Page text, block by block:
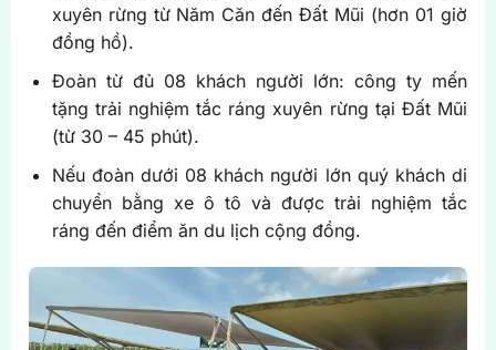
xuyên rừng từ Năm Căn đến Đất Mũi (hơn 01 giờ
đồng hồ).
Đoàn từ đủ 08 khách người lớn: công ty mến
tặng trải nghiệm tắc ráng xuyên rừng tại Đất Mũi
(từ 30 – 45 phút).
Nếu đoàn dưới 08 khách người lớn quý khách di
chuyển bằng xe ô tô và được trải nghiệm tắc
ráng đến điểm ăn du lịch cộng đồng.